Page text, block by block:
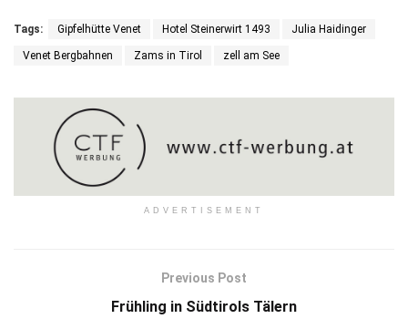
Tags: Gipfelhütte Venet Hotel Steinerwirt 1493 Julia Haidinger
Venet Bergbahnen Zams in Tirol zell am See
ADVERTISEMENT
Previous Post
Frühling in Südtirols Tälern